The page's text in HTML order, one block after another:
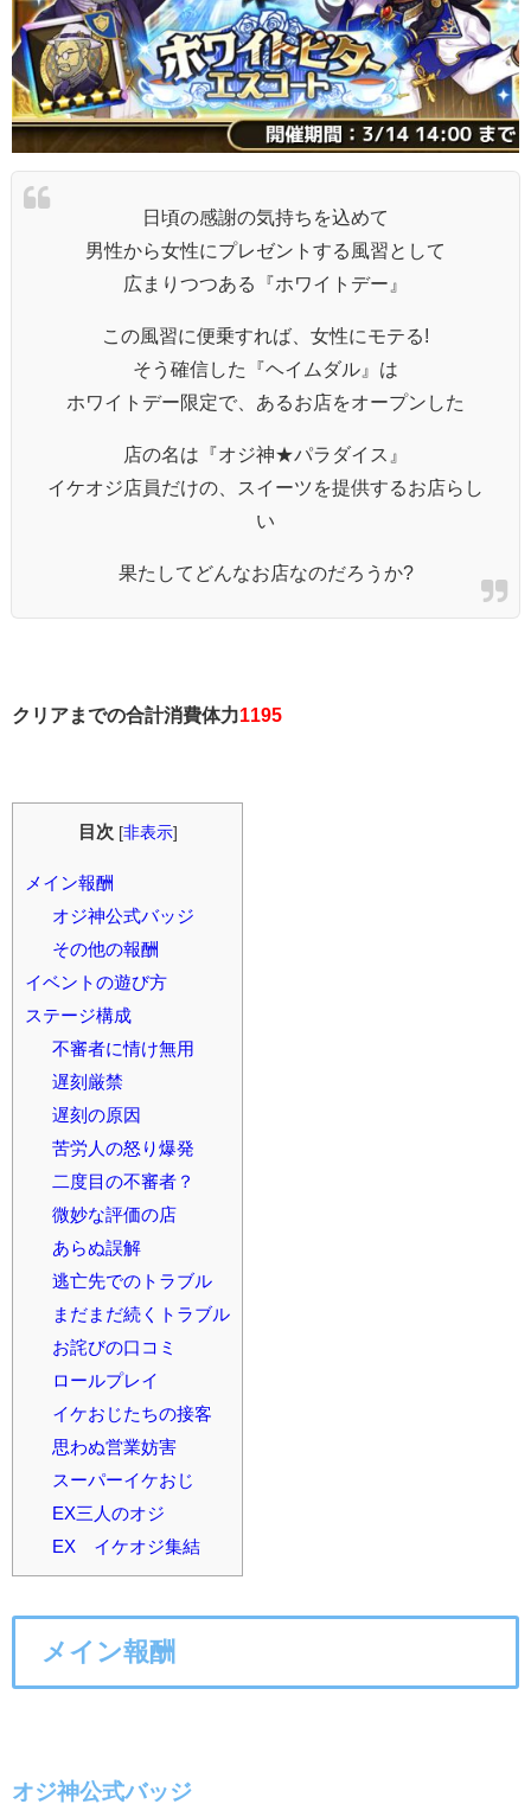
日頃の感謝の気持ちを込めて
男性から女性にプレゼントする風習として
広まりつつある『ホワイトデー』
この風習に便乗すれば、女性にモテる!
そう確信した『ヘイムダル』は
ホワイトデー限定で、あるお店をオープンした
店の名は『オジ神★パラダイス』
イケオジ店員だけの、スイーツを提供するお店らし
い
果たしてどんなお店なのだろうか?
クリアまでの合計消費体力1195
目次 [非表示]
メイン報酬
オジ神公式バッジ
その他の報酬
イベントの遊び方
ステージ構成
不審者に情け無用
遅刻厳禁
遅刻の原因
苦労人の怒り爆発
二度目の不審者？
微妙な評価の店
あらぬ誤解
逃亡先でのトラブル
まだまだ続くトラブル
お詫びの口コミ
ロールプレイ
イケおじたちの接客
思わぬ営業妨害
スーパーイケおじ
EX三人のオジ
EX イケオジ集結
メイン報酬
オジ神公式バッジ